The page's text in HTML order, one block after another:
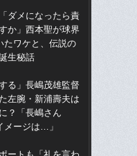
ダメになったら責
か」西本聖が球界
たワケと、伝説の
生秘話
る」長嶋茂雄監督
左腕・新浦壽夫は
？「長嶋さん
メージは…」